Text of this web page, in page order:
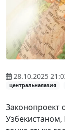
28.10.2025
центральнаяазия
Законопроект